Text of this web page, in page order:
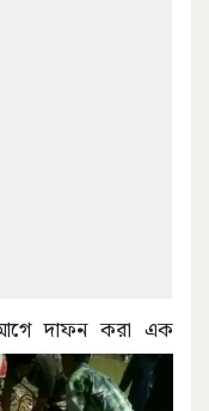
দাফন করা এক